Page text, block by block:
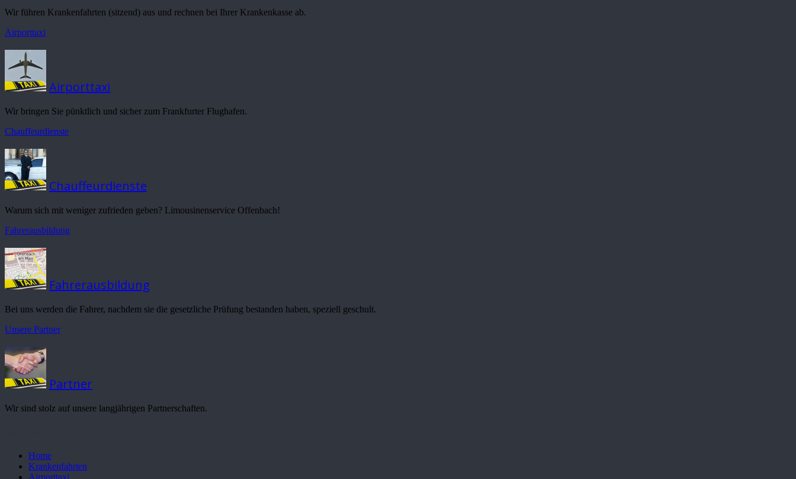
Wir führen Krankenfahrten (sitzend) aus und rechnen bei Ihrer Krankenkasse ab.
Airporttaxi
Airporttaxi
Wir bringen Sie pünktlich und sicher zum Frankfurter Flughafen.
Chauffeurdienste
Chauffeurdienste
Warum sich mit weniger zufrieden geben? Limousinenservice Offenbach!
Fahrerausbildung
Fahrerausbildung
Bei uns werden die Fahrer, nachdem sie die gesetzliche Prüfung bestanden haben, speziell geschult.
Unsere Partner
Partner
Wir sind stolz auf unsere langjährigen Partnerschaften.
Home
Krankenfahrten
Airporttaxi